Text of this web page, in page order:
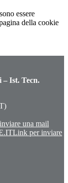
essere
della cookie
– Ist. Tecn.
una mail
Link per inviare